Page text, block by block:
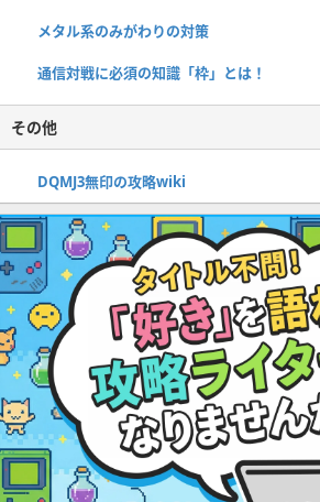
メタル系のみがわりの対策
通信対戦に必須の知識「枠」とは！
その他
DQMJ3無印の攻略wiki